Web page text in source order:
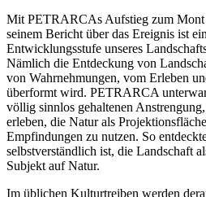
Mit PETRARCAs Aufstieg zum Mont
seinem Bericht über das Ereignis ist
Entwicklungsstufe unseres
Nämlich die Entdeckung von
von Wahrnehmungen, vom Erleben
überformt wird. PETRARCA
völlig sinnlos gehaltenen
erleben, die Natur als
Empfindungen zu nutzen. So
selbstverständlich ist, die Landschaft
Subjekt auf Natur.
Im üblichen Kulturtreiben werden